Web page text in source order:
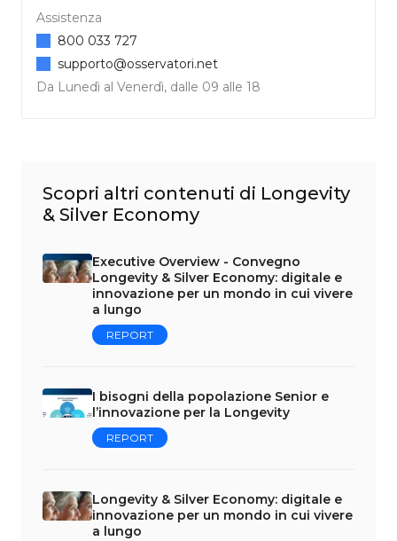
Assistenza
Da Lunedì al Venerdì, dalle 09 alle 18
800 033 727
supporto@osservatori.net
Scopri altri contenuti di Longevity
& Silver Economy
Executive Overview - Convegno
Longevity & Silver Economy: digitale e
innovazione per un mondo in cui vivere
a lungo
REPORT
I bisogni della popolazione Senior e
l’innovazione per la Longevity
REPORT
Longevity & Silver Economy: digitale e
innovazione per un mondo in cui vivere
a lungo